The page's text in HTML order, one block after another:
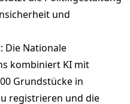
und
: Die Nationale
kombiniert KI mit
Grundstücke in
registrieren und die